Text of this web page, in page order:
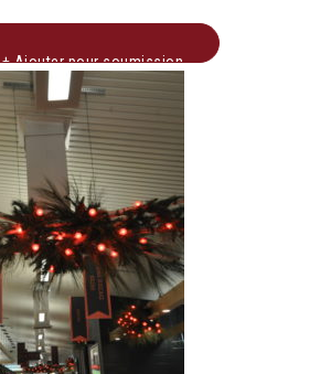
+ Ajouter pour soumission